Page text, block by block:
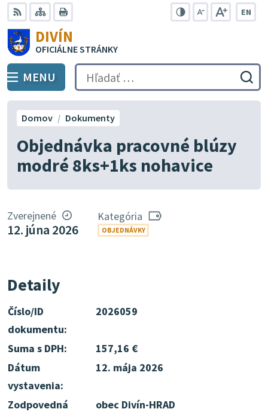
Preskočiť
na
obsah
RSS Mapa
EN
DIVÍN
OFICIÁLNE STRÁNKY
PREPNÚŤ
MENU Hľadať:
Objednávka pracovné blúzy
modré 8ks+1ks nohavice
Domov Dokumenty
Zverejnené
12. júna 2026
Kategória
OBJEDNÁVKY
Detaily
Číslo/ID
dokumentu:
2026059
Suma s DPH:
157,16 €
Dátum
vystavenia:
12. mája 2026
Zodpovedná
obec Divín-HRAD